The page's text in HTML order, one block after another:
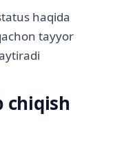
haqida
tayyor
chiqish